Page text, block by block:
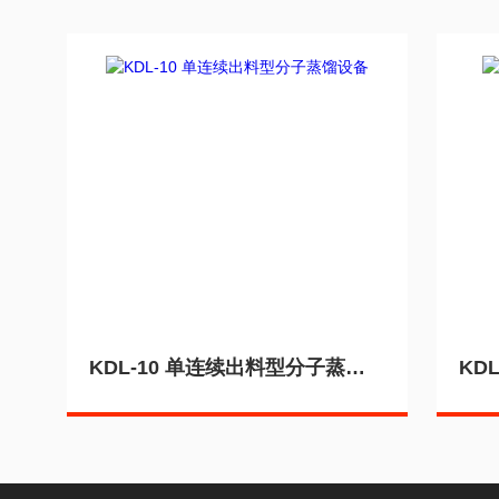
KDL-10 单连续出料型分子蒸馏设备